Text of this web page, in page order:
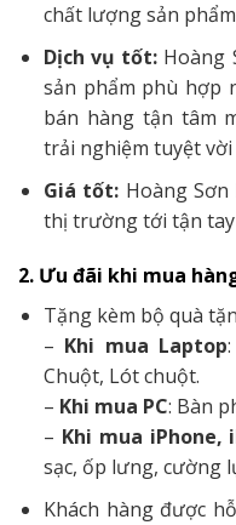
chất lượng sản
Dịch vụ tốt: Hoàng
sản phẩm phù hợp
bán hàng tận tâm
trải nghiệm tuyệt vời
Giá tốt: Hoàng
thị trường tới tận tay
2. Ưu đãi khi mua
Tặng kèm bộ quà
– Khi mua Laptop
Chuột, Lót chuột.
– Khi mua PC: Bàn
– Khi mua iPhone,
sạc, ốp lưng, cường
Khách hàng được